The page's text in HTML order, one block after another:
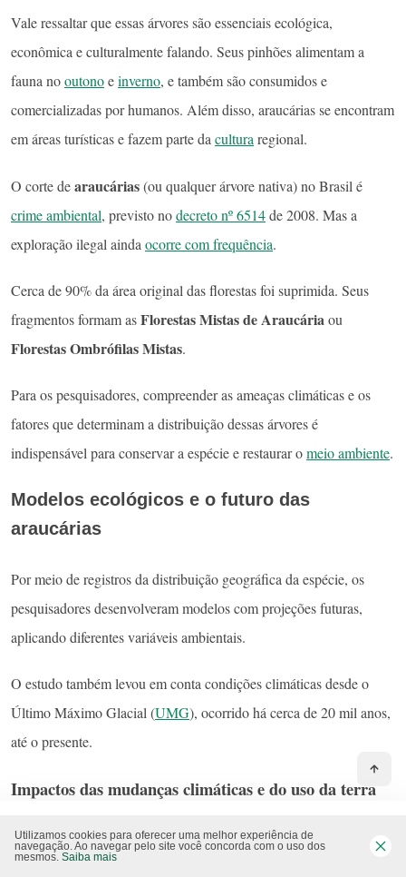
Vale ressaltar que essas árvores são essenciais ecológica,
econômica e culturalmente falando. Seus pinhões alimentam a
fauna nooutonoeinverno, e também são consumidos e
comercializadas por humanos. Além disso, araucárias se encontram
em áreas turísticas e fazem parte daculturaregional.
O corte dearaucárias(ou qualquer árvore nativa) no Brasil é
crime ambiental, previsto nodecreto nº 6514de 2008. Mas a
exploração ilegal ainda ocorre com frequência.
Cerca de 90% da área original das florestas foi suprimida. Seus
fragmentos formam asFlorestas Mistas de Araucáriaou
Florestas Ombrófilas Mistas.
Para os pesquisadores, compreender as ameaças climáticas e os
fatores que determinam a distribuição dessas árvores é
indispensável para conservar a espécie e restaurar omeio ambiente.
Modelos ecológicos e o futuro das
araucárias
Por meio de registros da distribuição geográfica da espécie, os
pesquisadores desenvolveram modelos com projeções futuras,
aplicando diferentes variáveis ambientais.
O estudo também levou em conta condições climáticas desde o
Último Máximo Glacial (UMG), ocorrido há cerca de 20 mil anos,
até o presente.
Impactos das mudanças climáticas e do uso da terra
Utilizamos cookies para oferecer uma melhor experiência de
navegação. Ao navegar pelo site você concorda com o uso dos
mesmos. Saiba mais